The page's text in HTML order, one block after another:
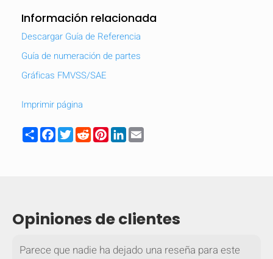
Información relacionada
Descargar Guía de Referencia
Guía de numeración de partes
Gráficas FMVSS/SAE
Imprimir página
ShareFacebook
TwitterRedditPinterest
LinkedIn
Opiniones de clientes
Parece que nadie ha dejado una reseña para este